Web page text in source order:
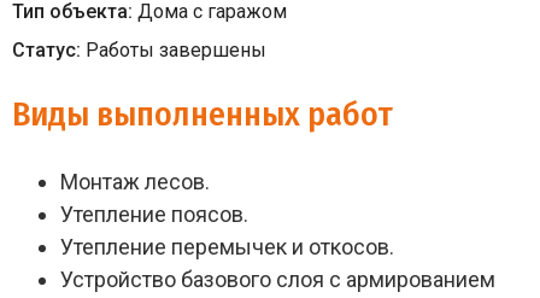
Тип объекта: Дома с гаражом
Статус: Работы завершены
Виды выполненных работ
Монтаж лесов.
Утепление поясов.
Утепление перемычек и откосов.
Устройство базового слоя с армированием